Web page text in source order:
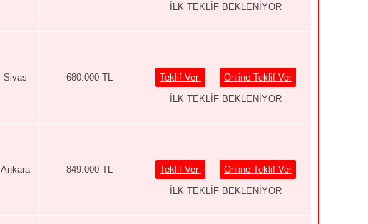
İLK TEKLİF BEKLENİYOR
Sivas 680.000 TL Teklif Ver
Online Teklif Ver
İLK TEKLİF BEKLENİYOR
Ankara 849.000 TL Teklif Ver
Online Teklif Ver
İLK TEKLİF BEKLENİYOR